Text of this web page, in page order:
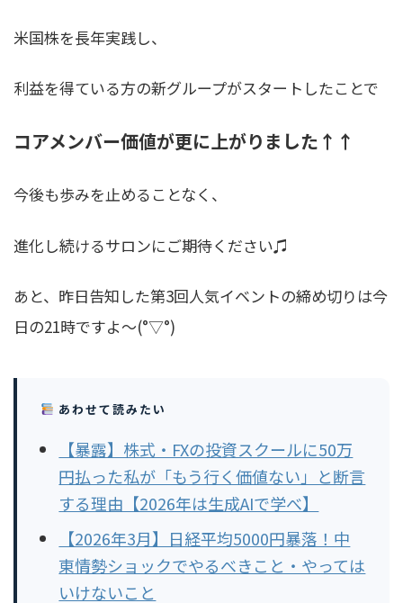
米国株を長年実践し、
利益を得ている方の新グループがスタートしたことで
コアメンバー価値が更に上がりました↑↑
今後も歩みを止めることなく、
進化し続けるサロンにご期待ください♫
あと、昨日告知した第3回人気イベントの締め切りは今
日の21時ですよ〜(°▽°)
あわせて読みたい
【暴露】株式・FXの投資スクールに50万
円払った私が「もう行く価値ない」と断言
する理由【2026年は生成AIで学べ】
【2026年3月】日経平均5000円暴落！中
東情勢ショックでやるべきこと・やっては
いけないこと